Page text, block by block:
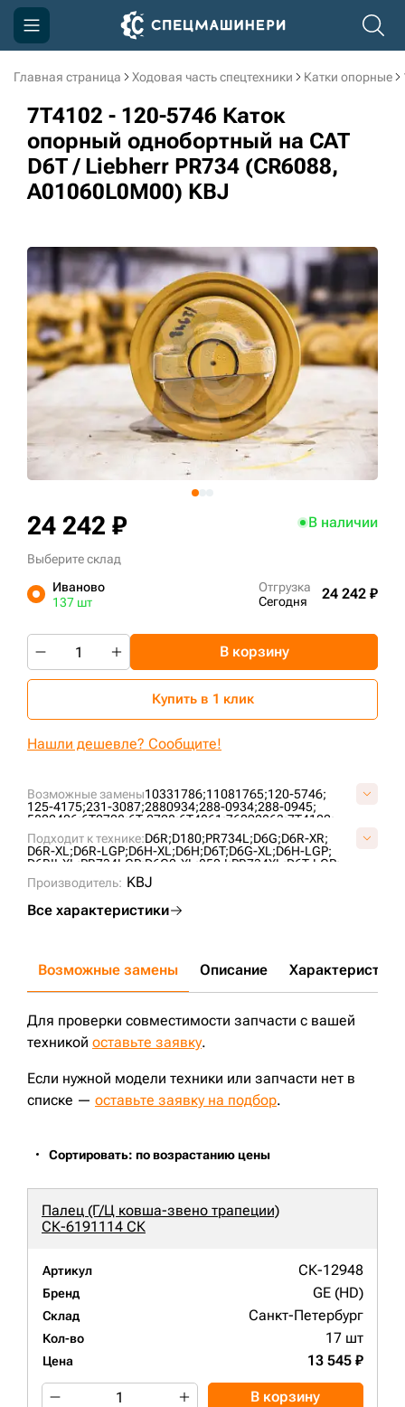
Главная страница Ходовая часть спецтехники Катки опорные
7T4102 - 120-5746 Каток
опорный однобортный на CAT
D6T / Liebherr PR734 (CR6088,
A01060L0M00) KBJ
Возможные замены10331786;11081765;120-5746;
125-4175;231-3087;2880934;288-0934;288-0945;
5802406;6T0728;6T-0728;6T4861;76090863;7T4102;
A01060L0M00;
A1069H1M00;AT322779;CR5477; CR6088;
UF189C2T;UF189C4T;VA0106L0;VCR6088V;
Подходит к технике:D6R;D180;PR734L;D6G;D6R-XR;
D6R-XL;D6R-LGP;D6H-XL;D6H;D6T;D6G-XL;D6H-LGP;
D6RII-XL;PR734LGP;D6G2-XL;850J;PR734XL;D6T-LGP;
D6RDSIII;
D6H-XR;CASE2050M;
Производитель: KBJ
Все характеристики
24 242 ₽ В наличии
Выберите склад
Иваново
137 шт
Отгрузка
Сегодня
24 242 ₽
В корзину
Купить в 1 клик
Нашли дешевле? Сообщите!
Возможные замены Описание Характеристики
Для проверки совместимости запчасти с вашей
техникой оставьте заявку.
Если нужной модели техники или запчасти нет в
списке — оставьте заявку на подбор.
Сортировать: по возрастанию цены
Палец (Г/Ц ковша-звено трапеции)
СК-6191114 СК
Артикул СК-12948
Бренд GE (HD)
Склад Санкт-Петербург
Кол-во 17 шт
Цена 13 545 ₽
В корзину
Компания
Акции
Доставка и оплата
Информация
3D тур по производству
3D тур по складам
sksale@skdst.ru
+7 (499) 394-50-93